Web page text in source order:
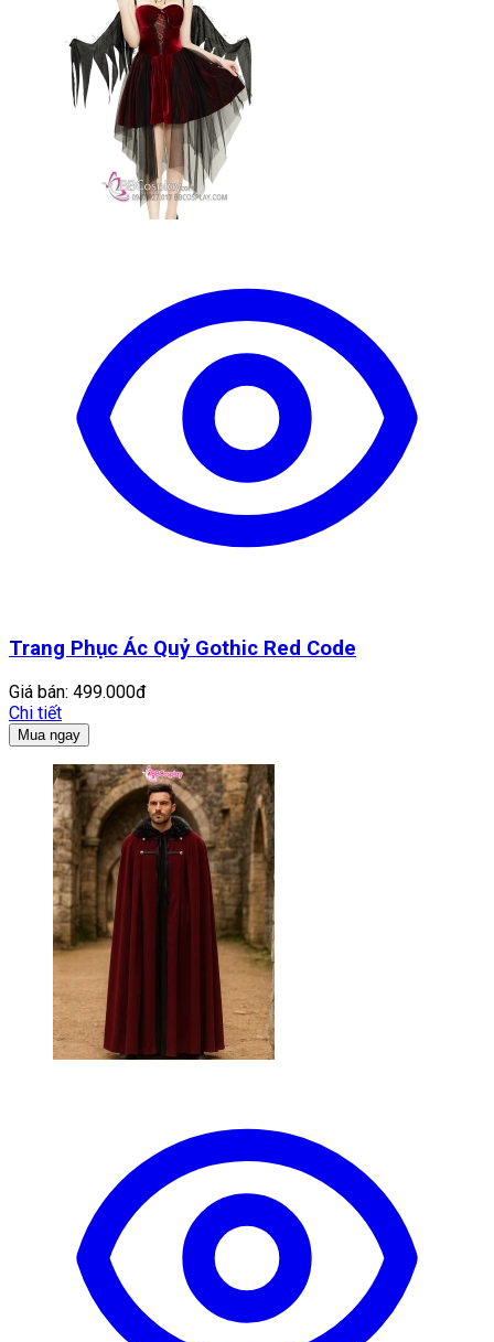
Trang Phục Ác Quỷ Gothic Red Code
Giá bán: 499.000đ
Chi tiết
Mua ngay